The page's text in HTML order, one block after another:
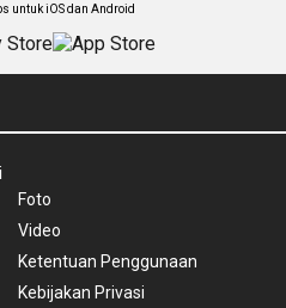
untuk iOS dan Android
Foto
Video
Ketentuan Penggunaan
Kebijakan Privasi